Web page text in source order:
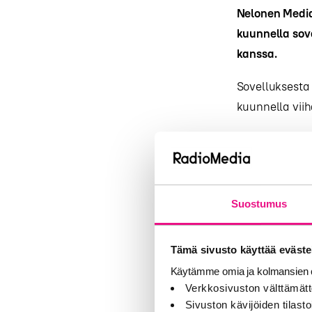
Suostumus
Tämä sivusto käyttää
Käytämme omia ja
Verkkosivuston
Sivuston kävijöiden
Nelonen
kuunnella
kanssa.
kuunnella
jälkikäteen
Supla
ja Groove
Sanoman
myös vain